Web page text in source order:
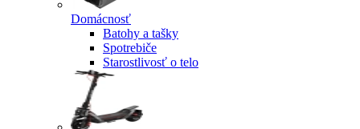
Domácnosť
Batohy a tašky
Spotrebiče
Starostlivosť o telo